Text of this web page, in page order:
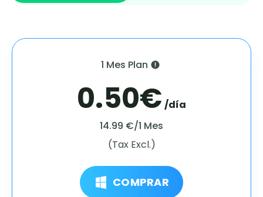
1 Mes Plan
0.50€ /día
14.99 €/1 Mes
(Tax Excl.)
COMPRAR